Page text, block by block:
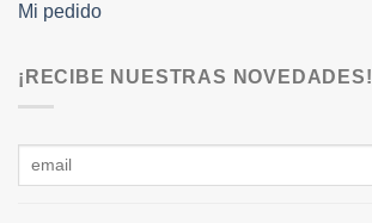
Mi pedido
¡RECIBE NUESTRAS NOVEDADES!